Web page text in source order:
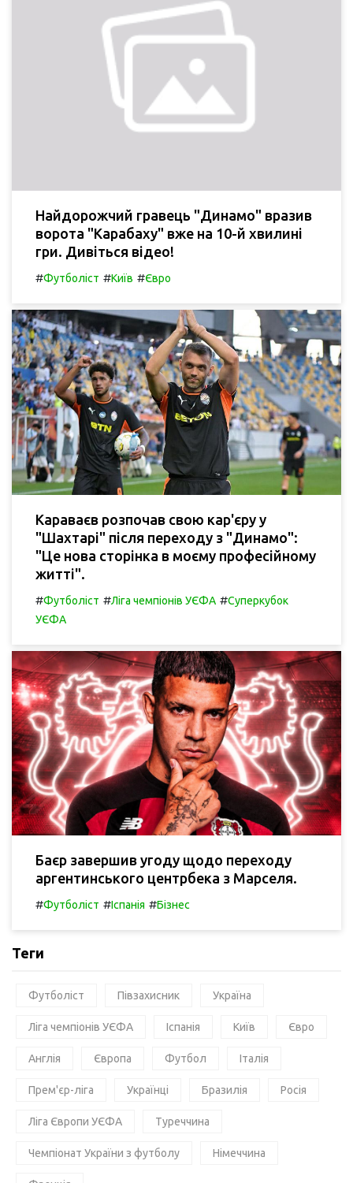
Найдорожчий гравець "Динамо" вразив
ворота "Карабаху" вже на 10-й хвилині
гри. Дивіться відео!
#Футболіст #Київ #Євро
Караваєв розпочав свою кар'єру у
"Шахтарі" після переходу з "Динамо":
"Це нова сторінка в моєму професійному
житті".
#Футболіст #Ліга чемпіонів УЄФА #Суперкубок
УЄФА
Баєр завершив угоду щодо переходу
аргентинського центрбека з Марселя.
#Футболіст #Іспанія #Бізнес
Теги
Футболіст Півзахисник Україна
Ліга чемпіонів УЄФА Іспанія Київ Євро
Англія Європа Футбол Італія
Прем'єр-ліга Українці Бразилія Росія
Ліга Європи УЄФА Туреччина
Чемпіонат України з футболу Німеччина